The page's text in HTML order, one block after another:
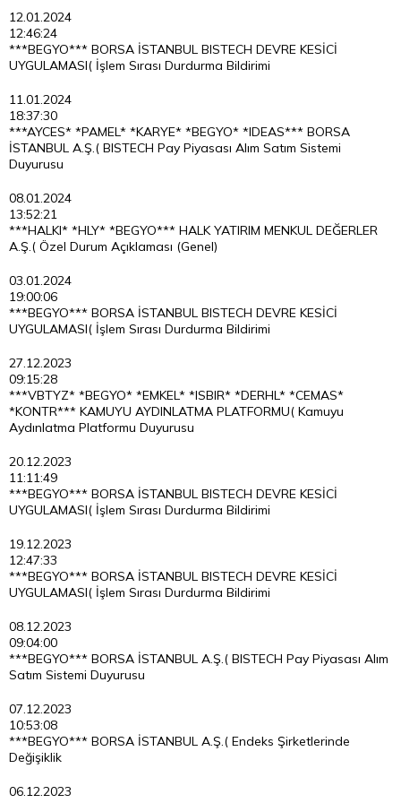
12.01.2024
12:46:24
***BEGYO*** BORSA İSTANBUL BISTECH DEVRE KESİCİ
UYGULAMASI( İşlem Sırası Durdurma Bildirimi
11.01.2024
18:37:30
***AYCES* *PAMEL* *KARYE* *BEGYO* *IDEAS*** BORSA
İSTANBUL A.Ş.( BISTECH Pay Piyasası Alım Satım Sistemi
Duyurusu
08.01.2024
13:52:21
***HALKI* *HLY* *BEGYO*** HALK YATIRIM MENKUL DEĞERLER
A.Ş.( Özel Durum Açıklaması (Genel)
03.01.2024
19:00:06
***BEGYO*** BORSA İSTANBUL BISTECH DEVRE KESİCİ
UYGULAMASI( İşlem Sırası Durdurma Bildirimi
27.12.2023
09:15:28
***VBTYZ* *BEGYO* *EMKEL* *ISBIR* *DERHL* *CEMAS*
*KONTR*** KAMUYU AYDINLATMA PLATFORMU( Kamuyu
Aydınlatma Platformu Duyurusu
20.12.2023
11:11:49
***BEGYO*** BORSA İSTANBUL BISTECH DEVRE KESİCİ
UYGULAMASI( İşlem Sırası Durdurma Bildirimi
19.12.2023
12:47:33
***BEGYO*** BORSA İSTANBUL BISTECH DEVRE KESİCİ
UYGULAMASI( İşlem Sırası Durdurma Bildirimi
08.12.2023
09:04:00
***BEGYO*** BORSA İSTANBUL A.Ş.( BISTECH Pay Piyasası Alım
Satım Sistemi Duyurusu
07.12.2023
10:53:08
***BEGYO*** BORSA İSTANBUL A.Ş.( Endeks Şirketlerinde
Değişiklik
06.12.2023